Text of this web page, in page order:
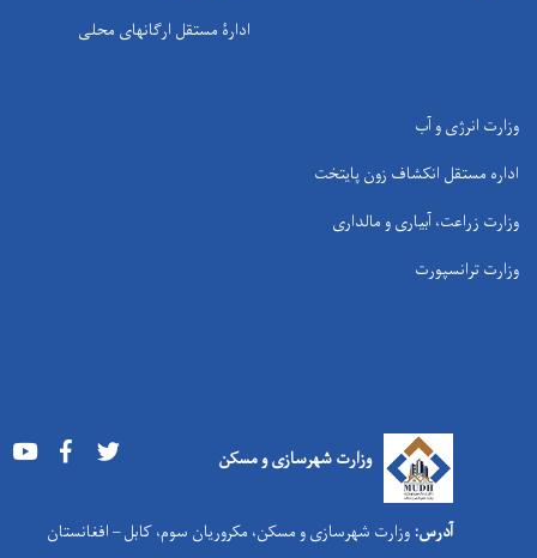
ادارۀ مستقل ارگانهای محلی
وزارت انرژی و آب
اداره مستقل انکشاف زون پایتخت
وزارت زراعت، آبیاری و مالداری
وزارت ترانسپورت
وزارت شهرسازی و مسکن Youtube Facebook
آدرس: وزارت شهرسازی و مسکن، مکروریان سوم، کابل – افغانستان